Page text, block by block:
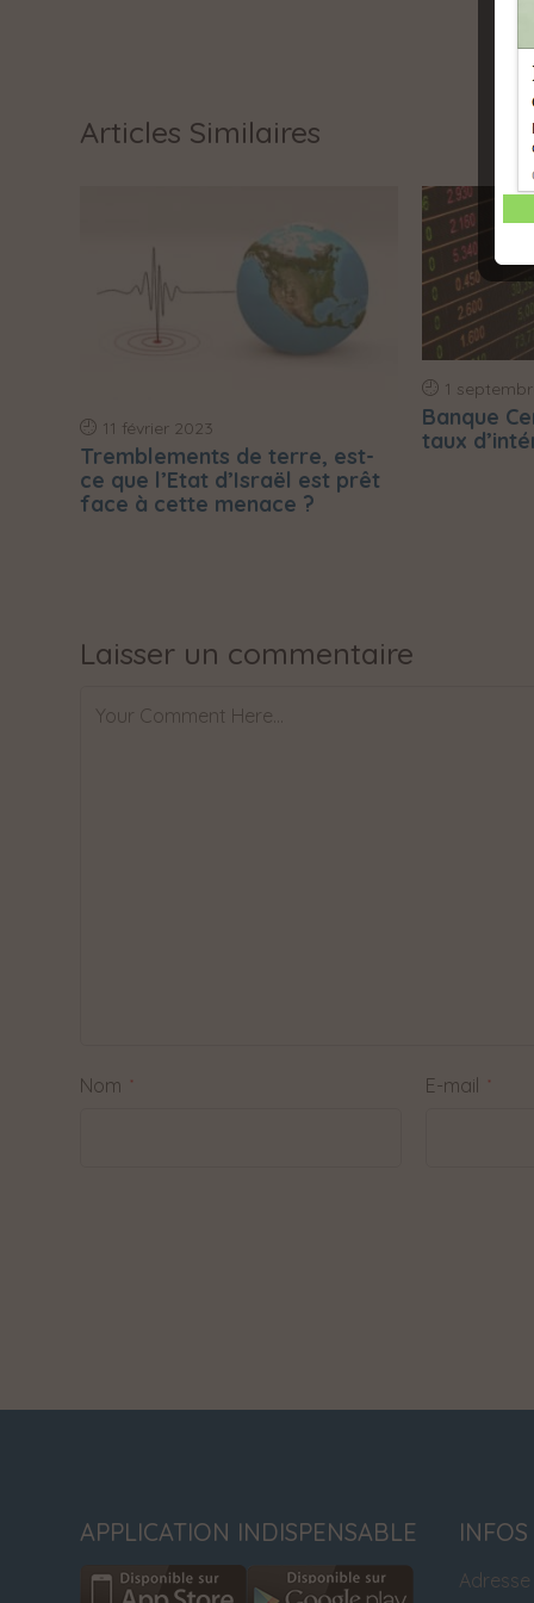
Articles Similaires
11 février 2023
Tremblements de terre, est-
ce que l’Etat d’Israël est prêt
face à cette menace ?
1
Banque
taux
Laisser un commentaire
Nom * E-mail *
APPLICATION INDISPENSABLE
Adresse